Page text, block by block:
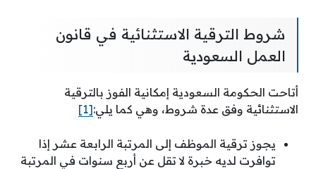
شروط الترقية الاستثنائية في قانون
العمل السعودية
أتاحت الحكومة السعودية إمكانية الفوز بالترقية
الاستثنائية وفق عدة شروط، وهي كما يلي:[1]
يجوز ترقية الموظف إلى المرتبة الرابعة عشر إذا
توافرت لديه خبرة لا تقل عن أربع سنوات في المرتبة